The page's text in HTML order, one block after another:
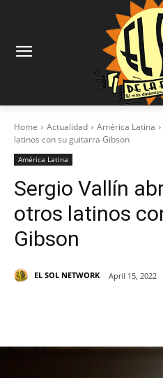
Home Actualidad América Latina
latinos con su guitarra Gibson
América Latina
Sergio Vallín
otros latinos
Gibson
EL SOL NETWORK April 15, 2022